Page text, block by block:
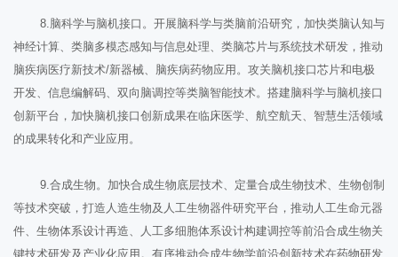
8.脑科学与脑机接口。开展脑科学与类脑前沿研究，加快类脑认知与
神经计算、类脑多模态感知与信息处理、类脑芯片与系统技术研发，推动
脑疾病医疗新技术/新器械、脑疾病药物应用。攻关脑机接口芯片和电极
开发、信息编解码、双向脑调控等类脑智能技术。搭建脑科学与脑机接口
创新平台，加快脑机接口创新成果在临床医学、航空航天、智慧生活领域
的成果转化和产业应用。
9.合成生物。加快合成生物底层技术、定量合成生物技术、生物创制
等技术突破，打造人造生物及人工生物器件研究平台，推动人工生命元器
件、生物体系设计再造、人工多细胞体系设计构建调控等前沿合成生物关
键技术研发及产业化应用。有序推动合成生物学前沿创新技术在药物研发